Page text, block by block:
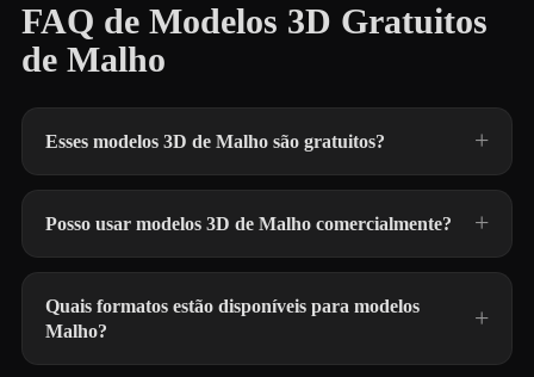
FAQ de Modelos 3D Gratuitos
de Malho
Esses modelos 3D de Malho são gratuitos?
Posso usar modelos 3D de Malho comercialmente?
Quais formatos estão disponíveis para modelos
Malho?